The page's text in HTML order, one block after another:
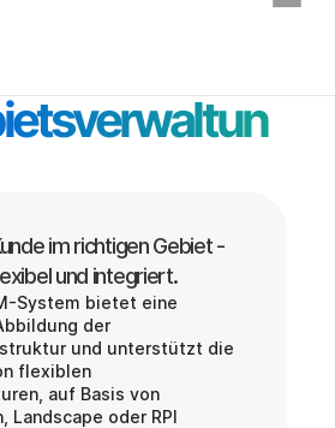
im richtigen Gebiet -
dynamisch, flexibel und integriert.
System bietet eine
der
und unterstützt die
flexiblen
auf Basis von
Landscape oder RPI